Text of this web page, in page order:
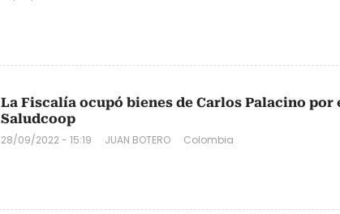
La Fiscalía ocupó bienes de Carlos Palacino por
Saludcoop
28/09/2022 - 15:19 JUAN BOTERO Colombia